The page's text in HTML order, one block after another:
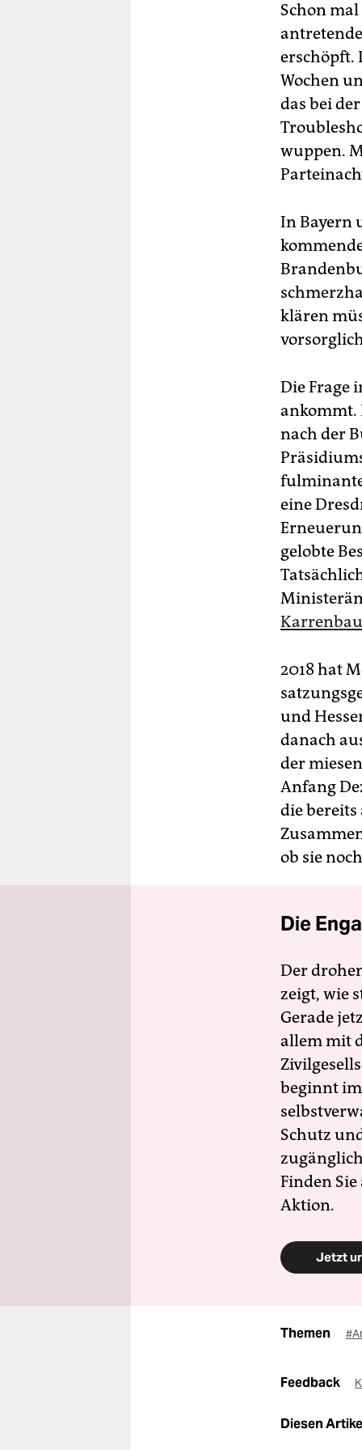
Schon
erschöpft.
Wochen
das bei
wuppen.
In Bayern
klären
Die Frage
ankommt.
nach der
eine
gelobte
2018 hat
und
danach
der
Anfang
die
ob sie
Die
Der
zeigt, wie
Gerade
allem mit
beginnt
Schutz
Finden
Aktion.
Jetzt
Themen
Feedback
Diesen